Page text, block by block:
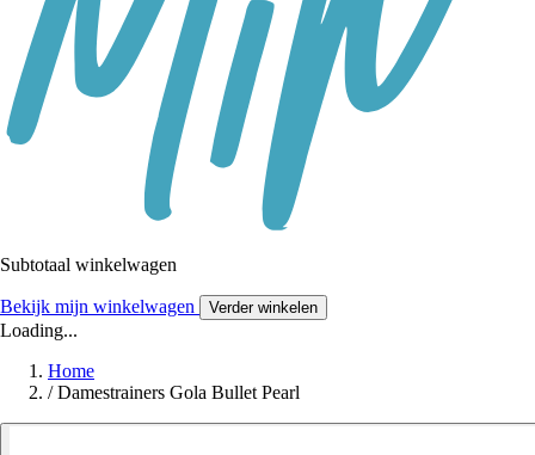
Subtotaal winkelwagen
Bekijk mijn winkelwagen Verder winkelen
Loading...
Home
/ Damestrainers Gola Bullet Pearl